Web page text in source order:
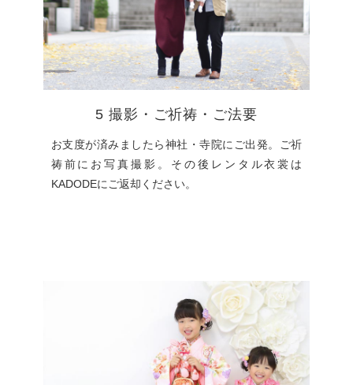
5 撮影・ご祈祷・ご法要
お支度が済みましたら神社・寺院にご出発。ご祈
祷前にお写真撮影。その後レンタル衣裳は
KADODEにご返却ください。